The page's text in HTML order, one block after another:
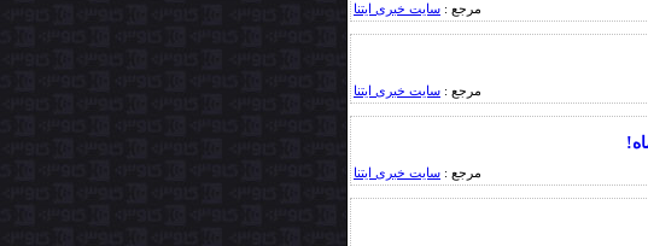
مرجع : سایت خبری ایتنا
مرجع : سایت خبری ایتنا
مرجع : سایت خبری ایتنا